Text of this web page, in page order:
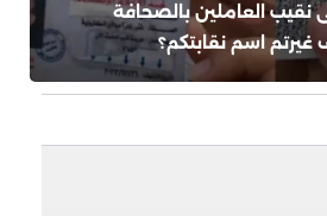
نقيب العاملين بالصحافة
غيرتم اسم نقابتكم؟